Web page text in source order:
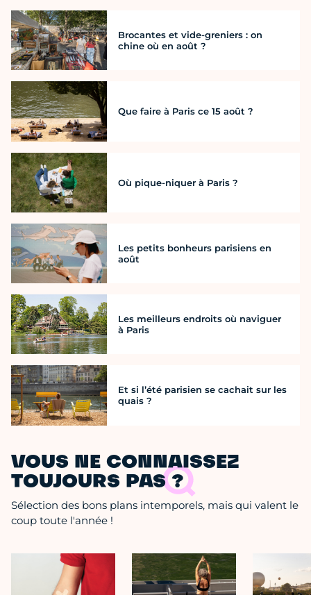
Brocantes et vide-greniers : on
chine où en août ?
Que faire à Paris ce 15 août ?
Où pique-niquer à Paris ?
Les petits bonheurs parisiens en
août
Les meilleurs endroits où naviguer
à Paris
Et si l’été parisien se cachait sur les
quais ?
VOUS NE CONNAISSEZ
TOUJOURS PAS ?
Sélection des bons plans intemporels, mais qui valent le
coup toute l'année !